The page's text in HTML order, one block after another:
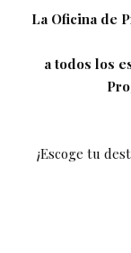
La Oficina de
a todos los
¡Escoge tu